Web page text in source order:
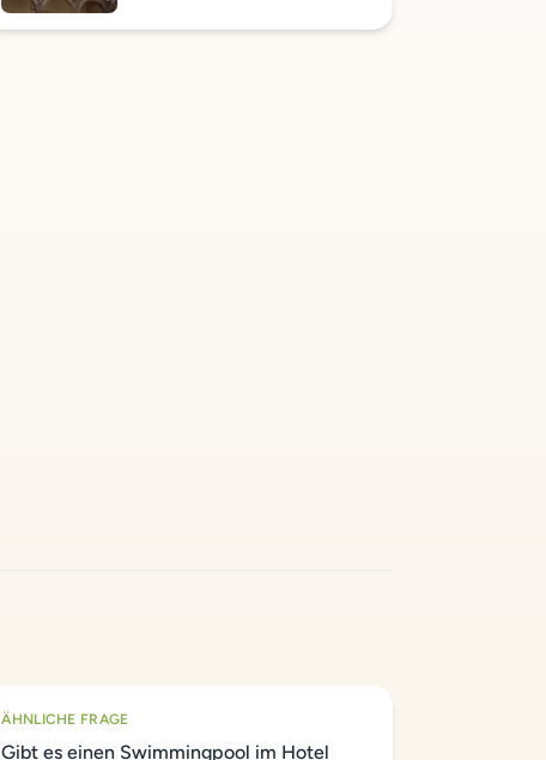
ÄHNLICHE FRAGE
Gibt es einen Swimmingpool im Hotel